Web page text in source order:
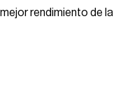
rendimiento de la